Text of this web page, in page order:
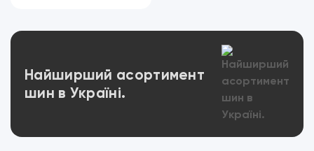
Найширший асортимент
шин в Україні.